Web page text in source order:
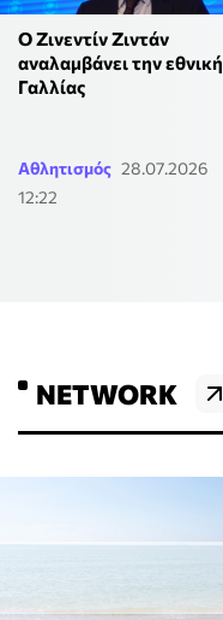
Ο Ζινεντίν Ζιντάν
αναλαμβάνει την εθνική
Γαλλίας
Αθλητισμός 28.07.2026
12:22
NETWORK